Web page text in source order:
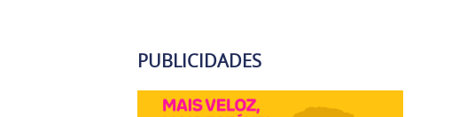
PUBLICIDADES